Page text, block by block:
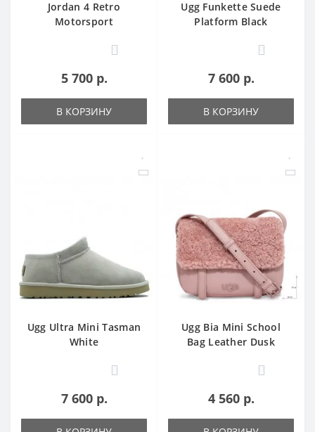
Jordan 4 Retro
Motorsport
0
5 700 р.
В КОРЗИНУ
Ugg Funkette Suede
Platform Black
0
7 600 р.
В КОРЗИНУ
Ugg Ultra Mini Tasman
White
0
7 600 р.
Ugg Bia Mini School
Bag Leather Dusk
0
4 560 р.